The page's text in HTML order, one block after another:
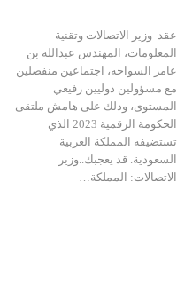
عقد وزير الاتصالات وتقنية
المعلومات، المهندس عبدالله بن
عامر السواحه، اجتماعين منفصلين
مع مسؤولين دوليين رفيعي
المستوى، وذلك على هامش ملتقى
الحكومة الرقمية 2023 الذي
تستضيفه المملكة العربية
السعودية. قد يعجبك..وزير
الاتصالات: المملكة…